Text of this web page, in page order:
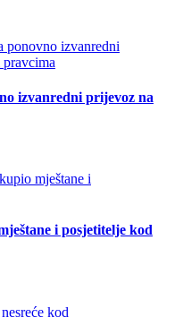
izvanredni prijevoz na
i posjetitelje kod